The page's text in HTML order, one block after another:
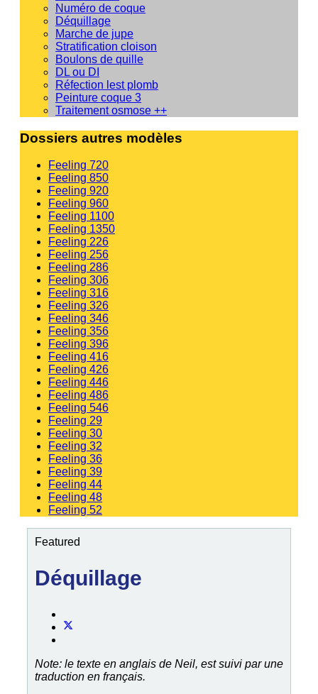
Numéro de coque
Déquillage
Marche de jupe
Stratification cloison
Boulons de quille
DL ou DI
Réfection lest plomb
Peinture coque 3
Traitement osmose ++
Dossiers autres modèles
Feeling 720
Feeling 850
Feeling 920
Feeling 960
Feeling 1100
Feeling 1350
Feeling 226
Feeling 256
Feeling 286
Feeling 306
Feeling 316
Feeling 326
Feeling 346
Feeling 356
Feeling 396
Feeling 416
Feeling 426
Feeling 446
Feeling 486
Feeling 546
Feeling 29
Feeling 30
Feeling 32
Feeling 36
Feeling 39
Feeling 44
Feeling 48
Feeling 52
Featured
Déquillage
Note: le texte en anglais de Neil, est suivi par une
traduction en français.